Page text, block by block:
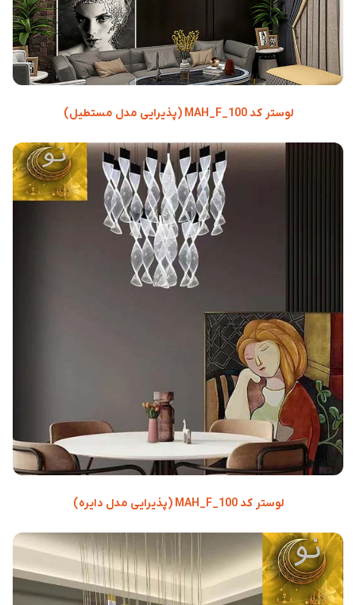
لوستر کد MAH_F_100 (پذیرایی مدل مستطیل)
لوستر کد MAH_F_100 (پذیرایی مدل دایره)